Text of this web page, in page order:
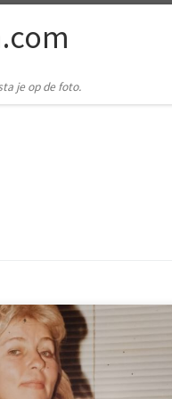
je op de foto.
om even aan mijn moeder te